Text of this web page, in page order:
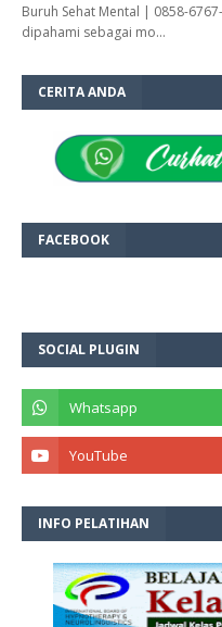
Buruh Sehat Mental | 0858-
dipahami sebagai mo…
CERITA ANDA
FACEBOOK
SOCIAL PLUGIN
INFO PELATIHAN